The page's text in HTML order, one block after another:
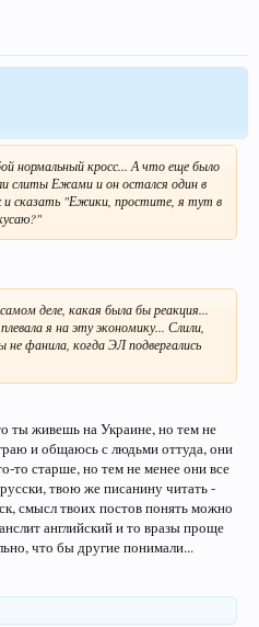
нормальный кросс... А что еще было
слиты Ежами и он остался один в
и сказать "Ежики, простите, я тут в
деле, какая была бы реакция...
я на эту экономику... Слили,
фанила, когда ЭЛ подвергались
ты живешь на Украине, но тем не
и общаюсь с людьми оттуда, они
то старше, но тем не менее они все
твою же писанину читать -
смысл твоих постов понять можно
английский и то вразы проще
что бы другие понимали...